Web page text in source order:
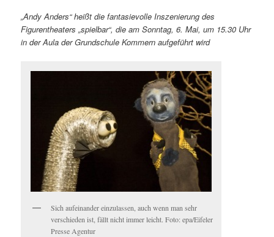
„Andy Anders“ heißt die fantasievolle Inszenierung des
Figurentheaters „spielbar“, die am Sonntag, 6. Mai, um 15.30 Uhr
in der Aula der Grundschule Kommern aufgeführt wird
Sich aufeinander einzulassen, auch wenn man sehr
verschieden ist, fällt nicht immer leicht. Foto: epa/Eifeler
Presse Agentur